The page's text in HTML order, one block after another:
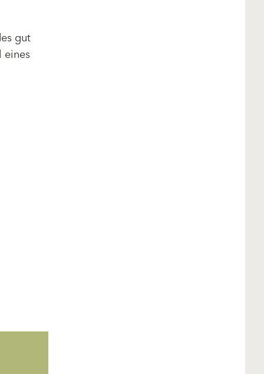
gut
eines